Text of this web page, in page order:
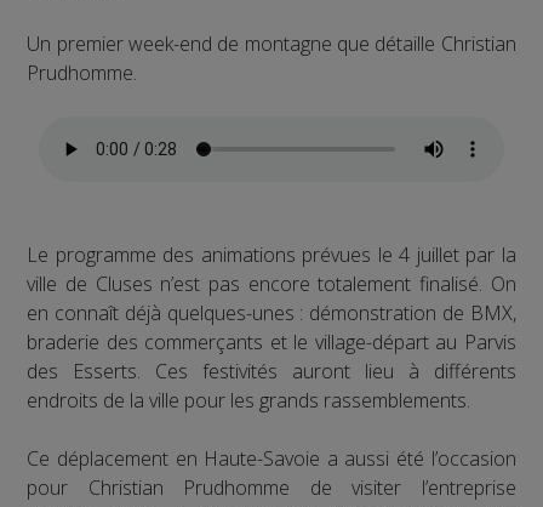
Un premier week-end de montagne que détaille Christian
Prudhomme.
Le programme des animations prévues le 4 juillet par la
ville de Cluses n’est pas encore totalement finalisé. On
en connaît déjà quelques-unes : démonstration de BMX,
braderie des commerçants et le village-départ au Parvis
des Esserts. Ces festivités auront lieu à différents
endroits de la ville pour les grands rassemblements.
Ce déplacement en Haute-Savoie a aussi été l’occasion
pour Christian Prudhomme de visiter l’entreprise